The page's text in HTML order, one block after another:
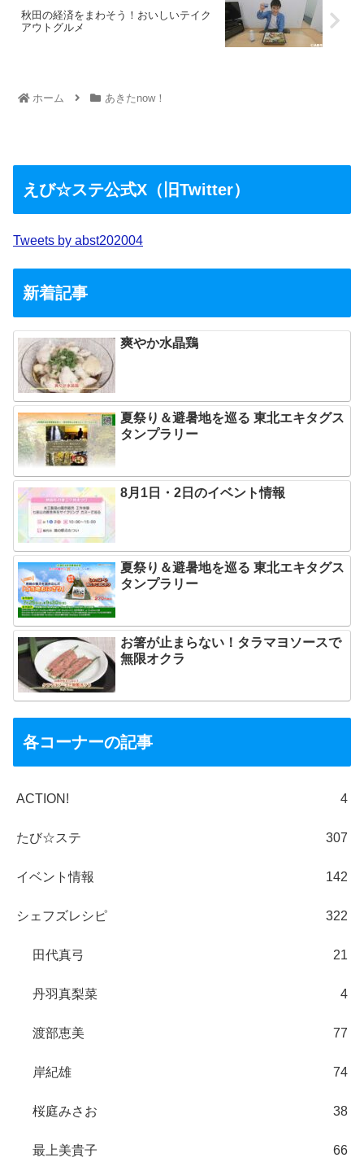
秋田の経済をまわそう！おいしいテイク
アウトグルメ
ホーム あきたnow！
えび☆ステ公式X（旧Twitter）
Tweets by abst202004
新着記事
爽やか水晶鶏
夏祭り＆避暑地を巡る 東北エキタグス
タンプラリー
8月1日・2日のイベント情報
夏祭り＆避暑地を巡る 東北エキタグス
タンプラリー
お箸が止まらない！タラマヨソースで
無限オクラ
各コーナーの記事
ACTION! 4
たび☆ステ 307
イベント情報 142
シェフズレシピ 322
田代真弓 21
丹羽真梨菜 4
渡部恵美 77
岸紀雄 74
桜庭みさお 38
最上美貴子 66